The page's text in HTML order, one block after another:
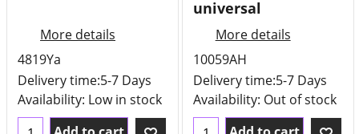
More details
4819Ya
Delivery time:5-7 Days
Availability: Low in stock
universal
More details
10059AH
Delivery time:5-7 Days
Availability: Out of stock